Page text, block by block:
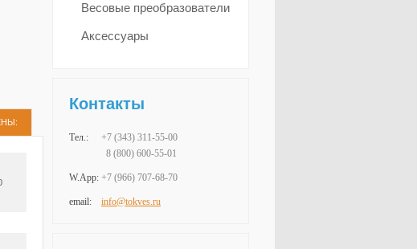
Весовые преобразователи
Аксессуары
Контакты
Тел.: +7 (343) 311-55-00
8 (800) 600-55-01
W.App: +7 (966) 707-68-70
email: info@tokves.ru